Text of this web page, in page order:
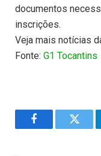
documentos
inscrições.
Veja mais notícias
Fonte: G1 Tocantins
Facebook